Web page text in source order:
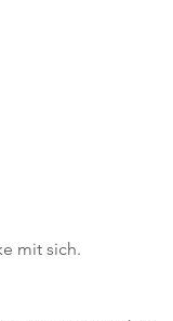
mit sich.